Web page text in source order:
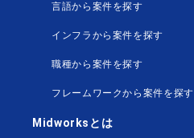
言語から案件を探す
インフラから案件を探す
職種から案件を探す
フレームワークから案件を探す
Midworksとは